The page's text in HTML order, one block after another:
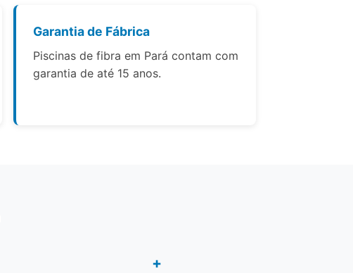
Garantia de Fábrica
Piscinas de fibra em Pará contam com
garantia de até 15 anos.